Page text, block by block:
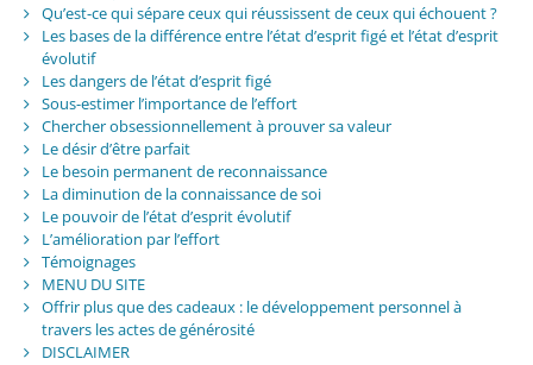
Qu’est-ce qui sépare ceux qui réussissent de ceux qui échouent ?
Les bases de la différence entre l’état d’esprit figé et l’état d’esprit
évolutif
Les dangers de l’état d’esprit figé
Sous-estimer l’importance de l’effort
Chercher obsessionnellement à prouver sa valeur
Le désir d’être parfait
Le besoin permanent de reconnaissance
La diminution de la connaissance de soi
Le pouvoir de l’état d’esprit évolutif
L’amélioration par l’effort
Témoignages
MENU DU SITE
Offrir plus que des cadeaux : le développement personnel à
travers les actes de générosité
DISCLAIMER